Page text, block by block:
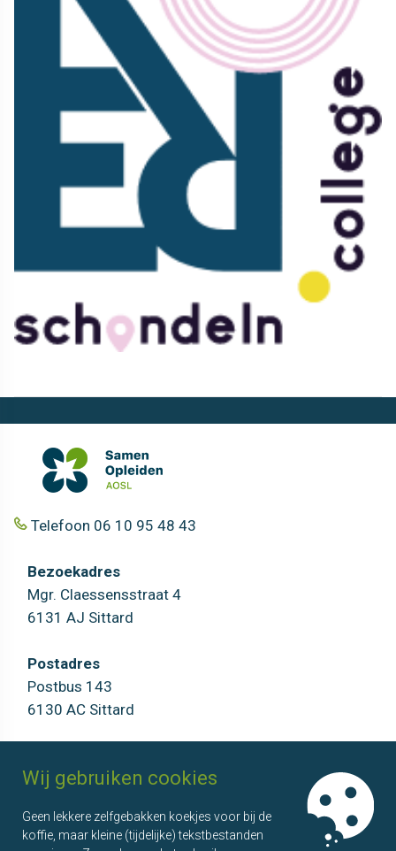
Wij gebruiken cookies
Geen lekkere zelfgebakken koekjes voor bij de
koffie, maar kleine (tijdelijke) tekstbestanden
Telefoon 06 10 95 48 43
Bezoekadres
Mgr. Claessensstraat 4
6131 AJ Sittard
Postadres
Postbus 143
6130 AC Sittard
Over ons
Onze partners
Wie doet wat?
Bijeenkomsten
Kenniskringen